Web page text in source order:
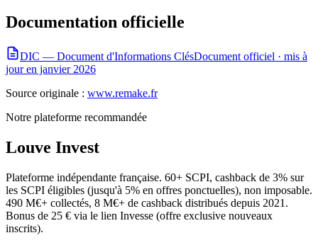
Documentation officielle
DIC — Document d'Informations ClésDocument officiel · mis à
jour en janvier 2026
Source originale : www.remake.fr
Notre plateforme recommandée
Louve Invest
Plateforme indépendante française. 60+ SCPI, cashback de 3% sur
les SCPI éligibles (jusqu'à 5% en offres ponctuelles), non imposable.
490 M€+ collectés, 8 M€+ de cashback distribués depuis 2021.
Bonus de 25 € via le lien Invesse (offre exclusive nouveaux
inscrits).